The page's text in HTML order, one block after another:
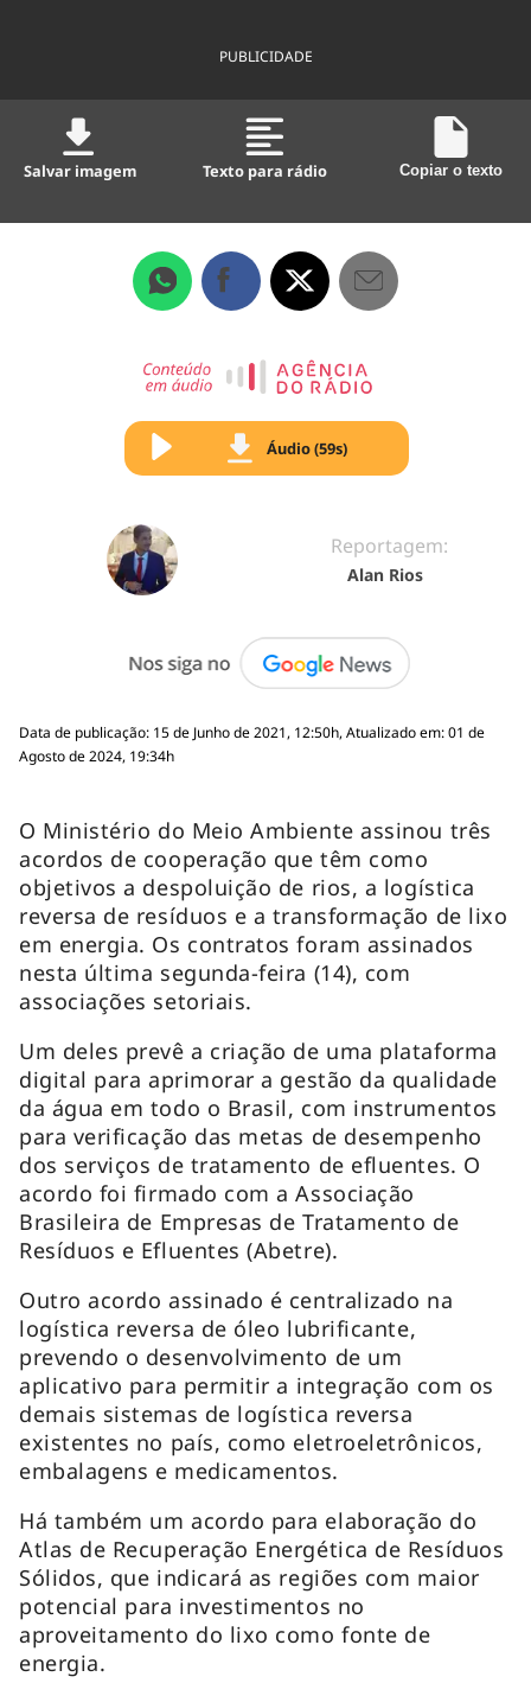
PUBLICIDADE
Salvar imagem Texto para rádio Copiar o texto
Áudio (59s)
Reportagem:
Alan Rios
Data de publicação: 15 de Junho de 2021, 12:50h, Atualizado em: 01 de
Agosto de 2024, 19:34h
O Ministério do Meio Ambiente assinou três
acordos de cooperação que têm como
objetivos a despoluição de rios, a logística
reversa de resíduos e a transformação de lixo
em energia. Os contratos foram assinados
nesta última segunda-feira (14), com
associações setoriais.
Um deles prevê a criação de uma plataforma
digital para aprimorar a gestão da qualidade
da água em todo o Brasil, com instrumentos
para verificação das metas de desempenho
dos serviços de tratamento de efluentes. O
acordo foi firmado com a Associação
Brasileira de Empresas de Tratamento de
Resíduos e Efluentes (Abetre).
Outro acordo assinado é centralizado na
logística reversa de óleo lubrificante,
prevendo o desenvolvimento de um
aplicativo para permitir a integração com os
demais sistemas de logística reversa
existentes no país, como eletroeletrônicos,
embalagens e medicamentos.
Há também um acordo para elaboração do
Atlas de Recuperação Energética de Resíduos
Sólidos, que indicará as regiões com maior
potencial para investimentos no
aproveitamento do lixo como fonte de
energia.